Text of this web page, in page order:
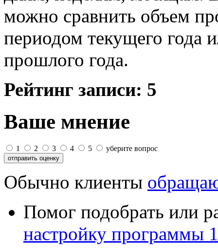
можно сравнить объем
периодом текущего года
прошлого года.
Рейтинг записи: 5
Ваше мнение
1 2 3 4 5 уберите вопрос
Обычно клиенты
Помог подобрать или
настройку программы